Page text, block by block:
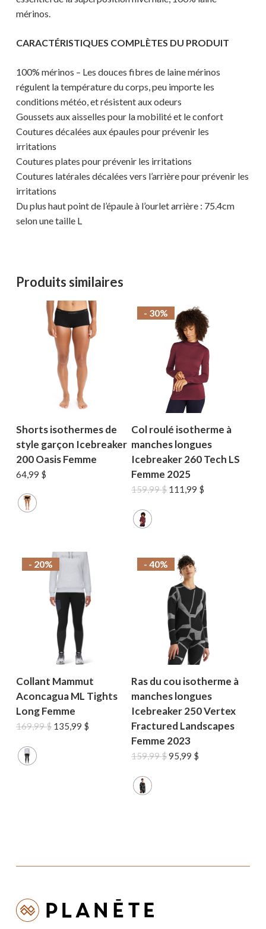
mérinos.
CARACTÉRISTIQUES COMPLÈTES DU PRODUIT
100% mérinos – Les douces fibres de laine mérinos
régulent la température du corps, peu importe les
conditions météo, et résistent aux odeurs
Goussets aux aisselles pour la mobilité et le confort
Coutures décalées aux épaules pour prévenir les
irritations
Coutures plates pour prévenir les irritations
Coutures latérales décalées vers l’arrière pour prévenir les
irritations
Du plus haut point de l’épaule à l’ourlet arrière : 75.4cm
selon une taille L
Produits similaires
Shorts isothermes de
style garçon Icebreaker
200 Oasis Femme
64,99 $
- 30%
Col roulé isotherme à
manches longues
Icebreaker 260 Tech LS
Femme 2025
159,99$ Le
111,99 $
- 20%
Collant Mammut
Aconcagua ML Tights
Long Femme
169,99$ Le
135,99 $Le
- 40%
Ras du cou isotherme à
manches longues
Icebreaker 250 Vertex
Fractured Landscapes
Femme 2023
159,99$Le
95,99 $